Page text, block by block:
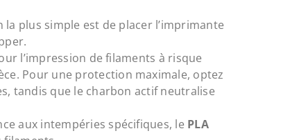
plus simple est de placer l’imprimante
l’impression de filaments à risque
Pour une protection maximale, optez
tandis que le charbon actif neutralise
aux intempéries spécifiques, le PLA